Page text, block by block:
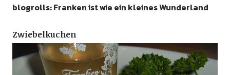
blogrolls: Franken ist wie ein kleines Wunderland
Zwiebelkuchen